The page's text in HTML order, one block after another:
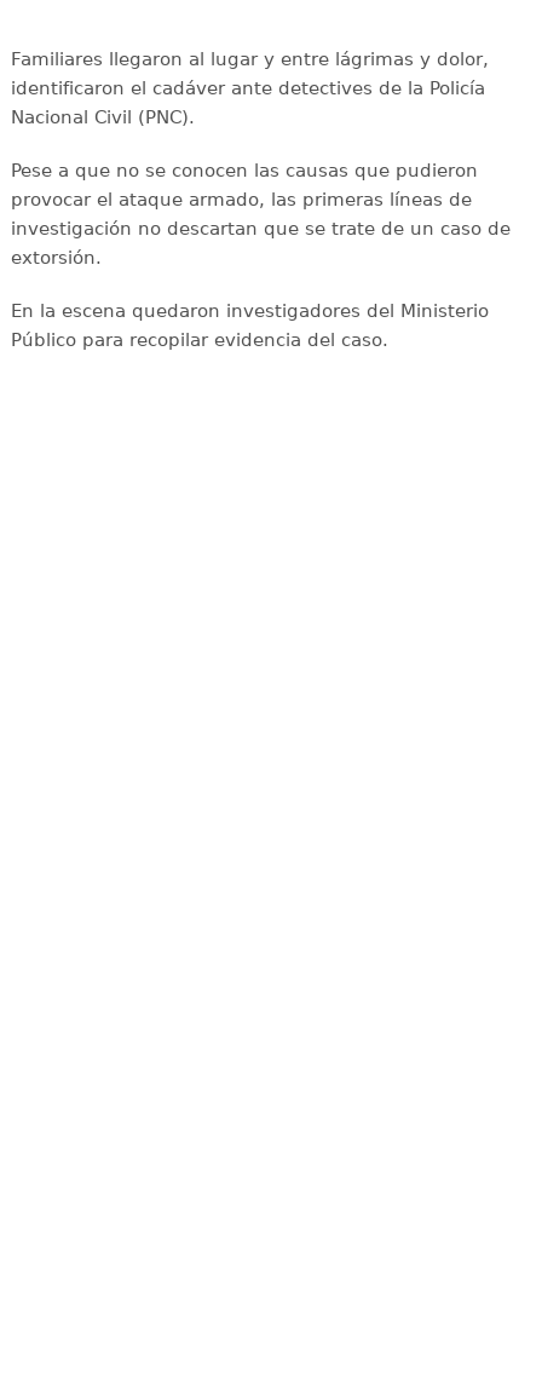
Familiares llegaron al lugar y entre lágrimas y dolor,
identificaron el cadáver ante detectives de la Policía
Nacional Civil (PNC).
Pese a que no se conocen las causas que pudieron
provocar el ataque armado, las primeras líneas de
investigación no descartan que se trate de un caso de
extorsión.
En la escena quedaron investigadores del Ministerio
Público para recopilar evidencia del caso.